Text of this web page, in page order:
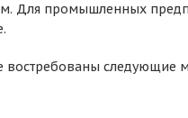
Для промышленных
востребованы следующие